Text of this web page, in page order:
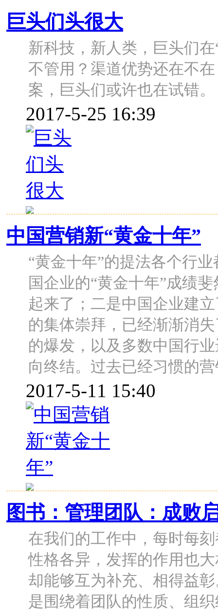
巨头们头很大
新科技，新人类，巨头们
不管用？渠道优势还在不
案，巨头们或许也在试错。
2017-5-25 16:39
中国营销新“黄金十年”
“黄金十年”的提法各个行
国企业的“黄金十年”成绩
起来了；二是中国企业建
的集体崇拜，已经渐渐消
的爆发，以及多数中国行
向终结。过去已经习惯的
2017-5-11 15:40
图书：管理团队：成败
在我们的工作中，每时每
性格各异，发挥的作用也
却能够互为补充、相得益
是围绕着团队的性质、组